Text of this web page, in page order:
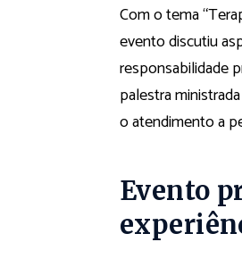
Com o tema
evento discutiu
responsabilidade
palestra
o atendimento a
Evento